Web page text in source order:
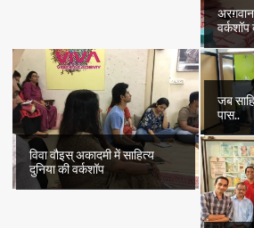
अरग़वान
वर्कशॉप
विवा वौइस् अकादमी में साहित्य
दुनिया की वर्कशॉप
जब
पास..